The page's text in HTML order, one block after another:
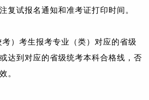
复试报名通知和准考证打印时间。
）考生报考专业（类）对应的省级
达到对应的省级统考本科合格线，否
。